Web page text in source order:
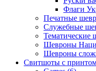
Флаги
Печатные
Служебные
Тематические
Шевроны
Шевроны
Свитшоты с